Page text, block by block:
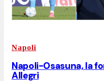
Napoli
Napoli-Osasuna, la
Allegri